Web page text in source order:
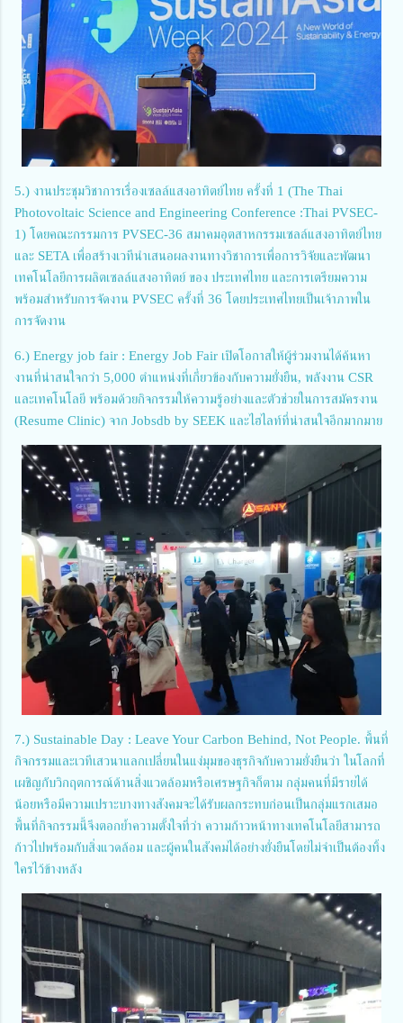
5.) งานประชุมวิชาการเรื่องเซลล์แสงอาทิตย์ไทย ครั้งที่ 1 (The Thai
Photovoltaic Science and Engineering Conference :Thai PVSEC-
1) โดยคณะกรรมการ PVSEC-36 สมาคมอุตสาหกรรมเซลล์แสงอาทิตย์ไทย
และ SETA เพื่อสร้างเวทีนําเสนอผลงานทางวิชาการเพื่อการวิจัยและพัฒนา
เทคโนโลยีการผลิตเซลล์แสงอาทิตย์ ของ ประเทศไทย และการเตรียมความ
พร้อมสําหรับการจัดงาน PVSEC ครั้งที่ 36 โดยประเทศไทยเป็นเจ้าภาพใน
การจัดงาน
6.) Energy job fair : Energy Job Fair เปิดโอกาสให้ผู้ร่วมงานได้ค้นหา
งานที่น่าสนใจกว่า 5,000 ตำแหน่งที่เกี่ยวข้องกับความยั่งยืน, พลังงาน CSR
และเทคโนโลยี พร้อมด้วยกิจกรรมให้ความรู้อย่างและตัวช่วยในการสมัครงาน
(Resume Clinic) จาก Jobsdb by SEEK และไฮไลท์ที่น่าสนใจอีกมากมาย
7.) Sustainable Day : Leave Your Carbon Behind, Not People. พื้นที่
กิจกรรมและเวทีเสวนาแลกเปลี่ยนในแง่มุมของธุรกิจกับความยั่งยืนว่า ในโลกที่
เผชิญกับวิกฤตการณ์ด้านสิ่งแวดล้อมหรือเศรษฐกิจก็ตาม กลุ่มคนที่มีรายได้
น้อยหรือมีความเปราะบางทางสังคมจะได้รับผลกระทบก่อนเป็นกลุ่มแรกเสมอ
พื้นที่กิจกรรมนี้จึงตอกย้ำความตั้งใจที่ว่า ความก้าวหน้าทางเทคโนโลยีสามารถ
ก้าวไปพร้อมกับสิ่งแวดล้อม และผู้คนในสังคมได้อย่างยั่งยืนโดยไม่จำเป็นต้องทิ้ง
ใครไว้ข้างหลัง